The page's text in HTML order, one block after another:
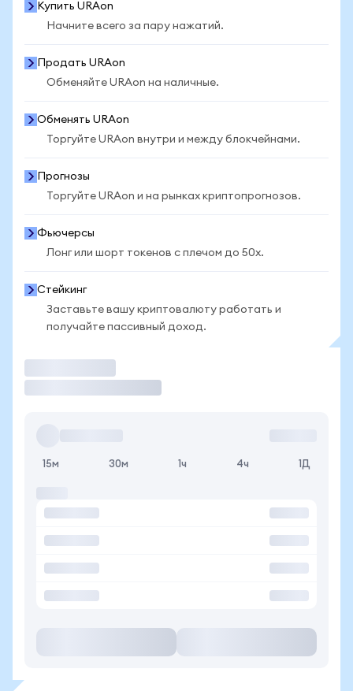
Купить URAon
Начните всего за пару нажатий.
Продать URAon
Обменяйте URAon на наличные.
Обменять URAon
Торгуйте URAon внутри и между блокчейнами.
Прогнозы
Торгуйте URAon и на рынках криптопрогнозов.
Фьючерсы
Лонг или шорт токенов с плечом до 50x.
Стейкинг
Заставьте вашу криптовалюту работать и
получайте пассивный доход.
15м 30м 1ч 4ч 1Д